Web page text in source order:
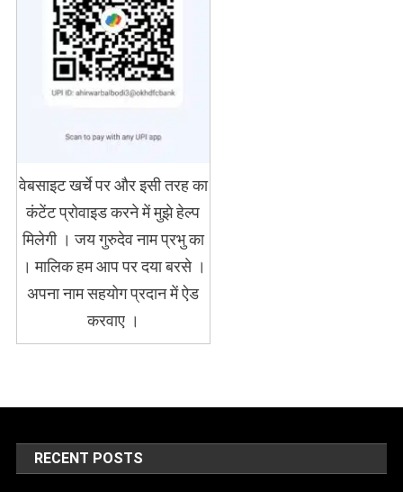
वेबसाइट खर्चे पर और इसी तरह का
कंटेंट प्रोवाइड करने में मुझे हेल्प
मिलेगी । जय गुरुदेव नाम प्रभु का
। मालिक हम आप पर दया बरसे ।
अपना नाम सहयोग प्रदान में ऐड
करवाए ।
RECENT POSTS